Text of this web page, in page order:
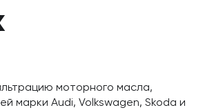
моторного масла,
марки Audi, Volkswagen, Skoda и